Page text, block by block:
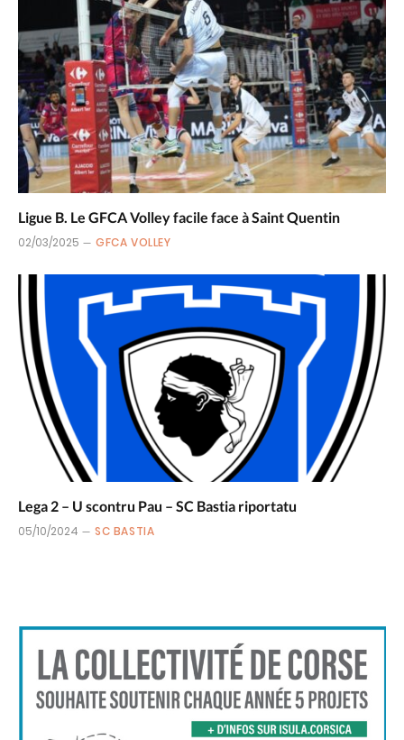
Ligue B. Le GFCA Volley facile face à Saint Quentin
02/03/2025 GFCA VOLLEY
Lega 2 – U scontru Pau – SC Bastia riportatu
05/10/2024 SC BASTIA